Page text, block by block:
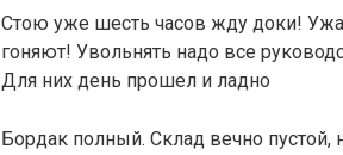
Стою уже шесть часов жду доки!
гоняют! Увольнять надо все
Для них день прошел и ладно
Бордак полный. Склад вечно пустой,